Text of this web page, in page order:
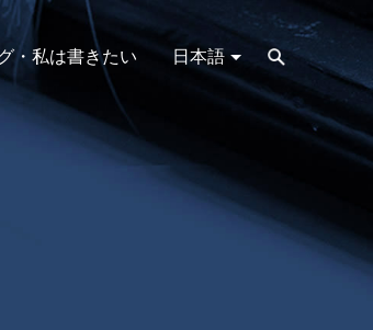
・私は書きたい 日本語